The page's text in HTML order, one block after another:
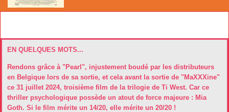
EN QUELQUES MOTS...
Rendons grâce à "Pearl", injustement boudé par les distributeurs
en Belgique lors de sa sortie, et cela avant la sortie de "MaXXXine"
ce 31 juillet 2024, troisième film de la trilogie de Ti West. Car ce
thriller psychologique possède un atout de force majeure : Mia
Goth. Si le film mérite un 14/20, elle mérite un 20/20 !